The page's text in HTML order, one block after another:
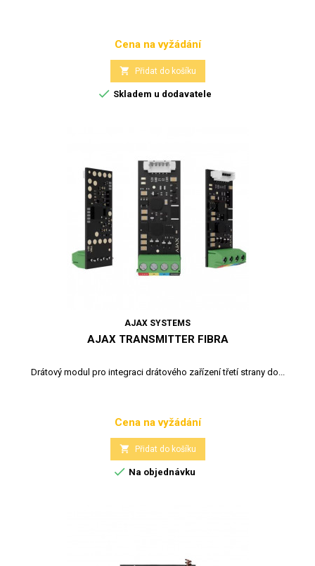
Cena
Cena na vyžádání
 Přidat do košíku
 Skladem u dodavatele
AJAX SYSTEMS
AJAX TRANSMITTER FIBRA
Drátový modul pro integraci drátového zařízení třetí strany do...
Cena
Cena na vyžádání
 Přidat do košíku
 Na objednávku